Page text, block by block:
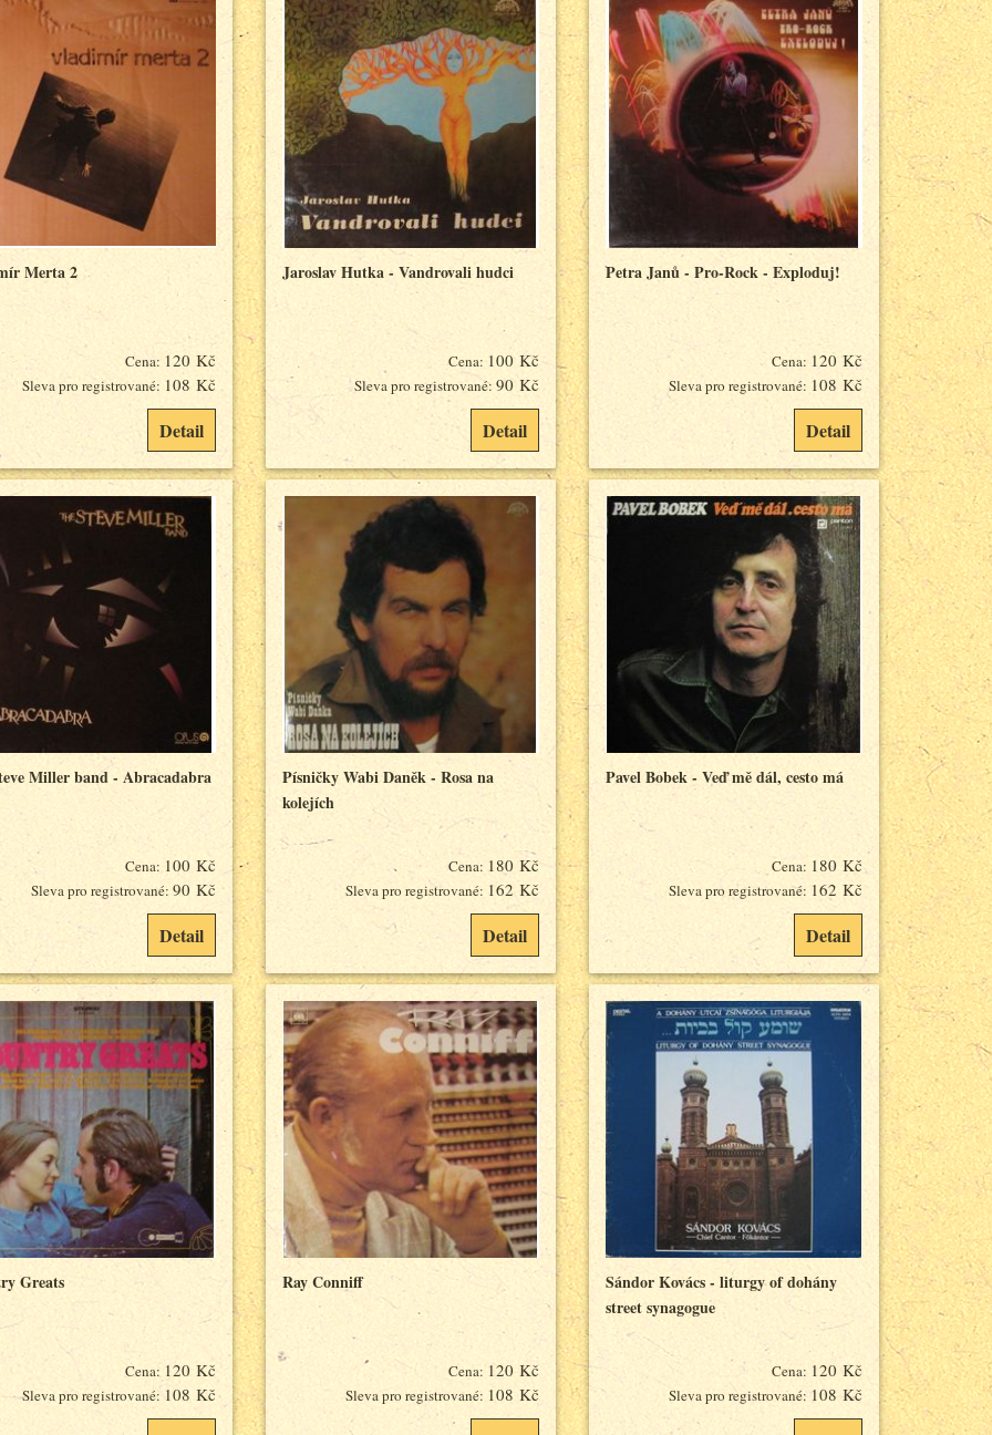
Merta 2
Cena: 120 Kč
Sleva pro registrované: 108 Kč
Detail
Jaroslav Hutka - Vandrovali hudci
Cena: 100 Kč
Sleva pro registrované: 90 Kč
Detail
Petra Janů - Pro-Rock - Exploduj!
Cena: 120 Kč
Sleva pro registrované: 108 Kč
Detail
Miller band - Abracadabra
Cena: 100 Kč
Sleva pro registrované: 90 Kč
Detail
Písničky Wabi Daněk - Rosa na
kolejích
Cena: 180 Kč
Sleva pro registrované: 162 Kč
Detail
Pavel Bobek - Veď mě dál, cesto má
Cena: 180 Kč
Sleva pro registrované: 162 Kč
Detail
Greats
Cena: 120 Kč
Sleva pro registrované: 108 Kč
Ray Conniff
Cena: 120 Kč
Sleva pro registrované: 108 Kč
Sándor Kovács - liturgy of dohány
street synagogue
Cena: 120 Kč
Sleva pro registrované: 108 Kč